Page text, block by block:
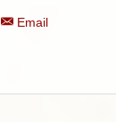
Email